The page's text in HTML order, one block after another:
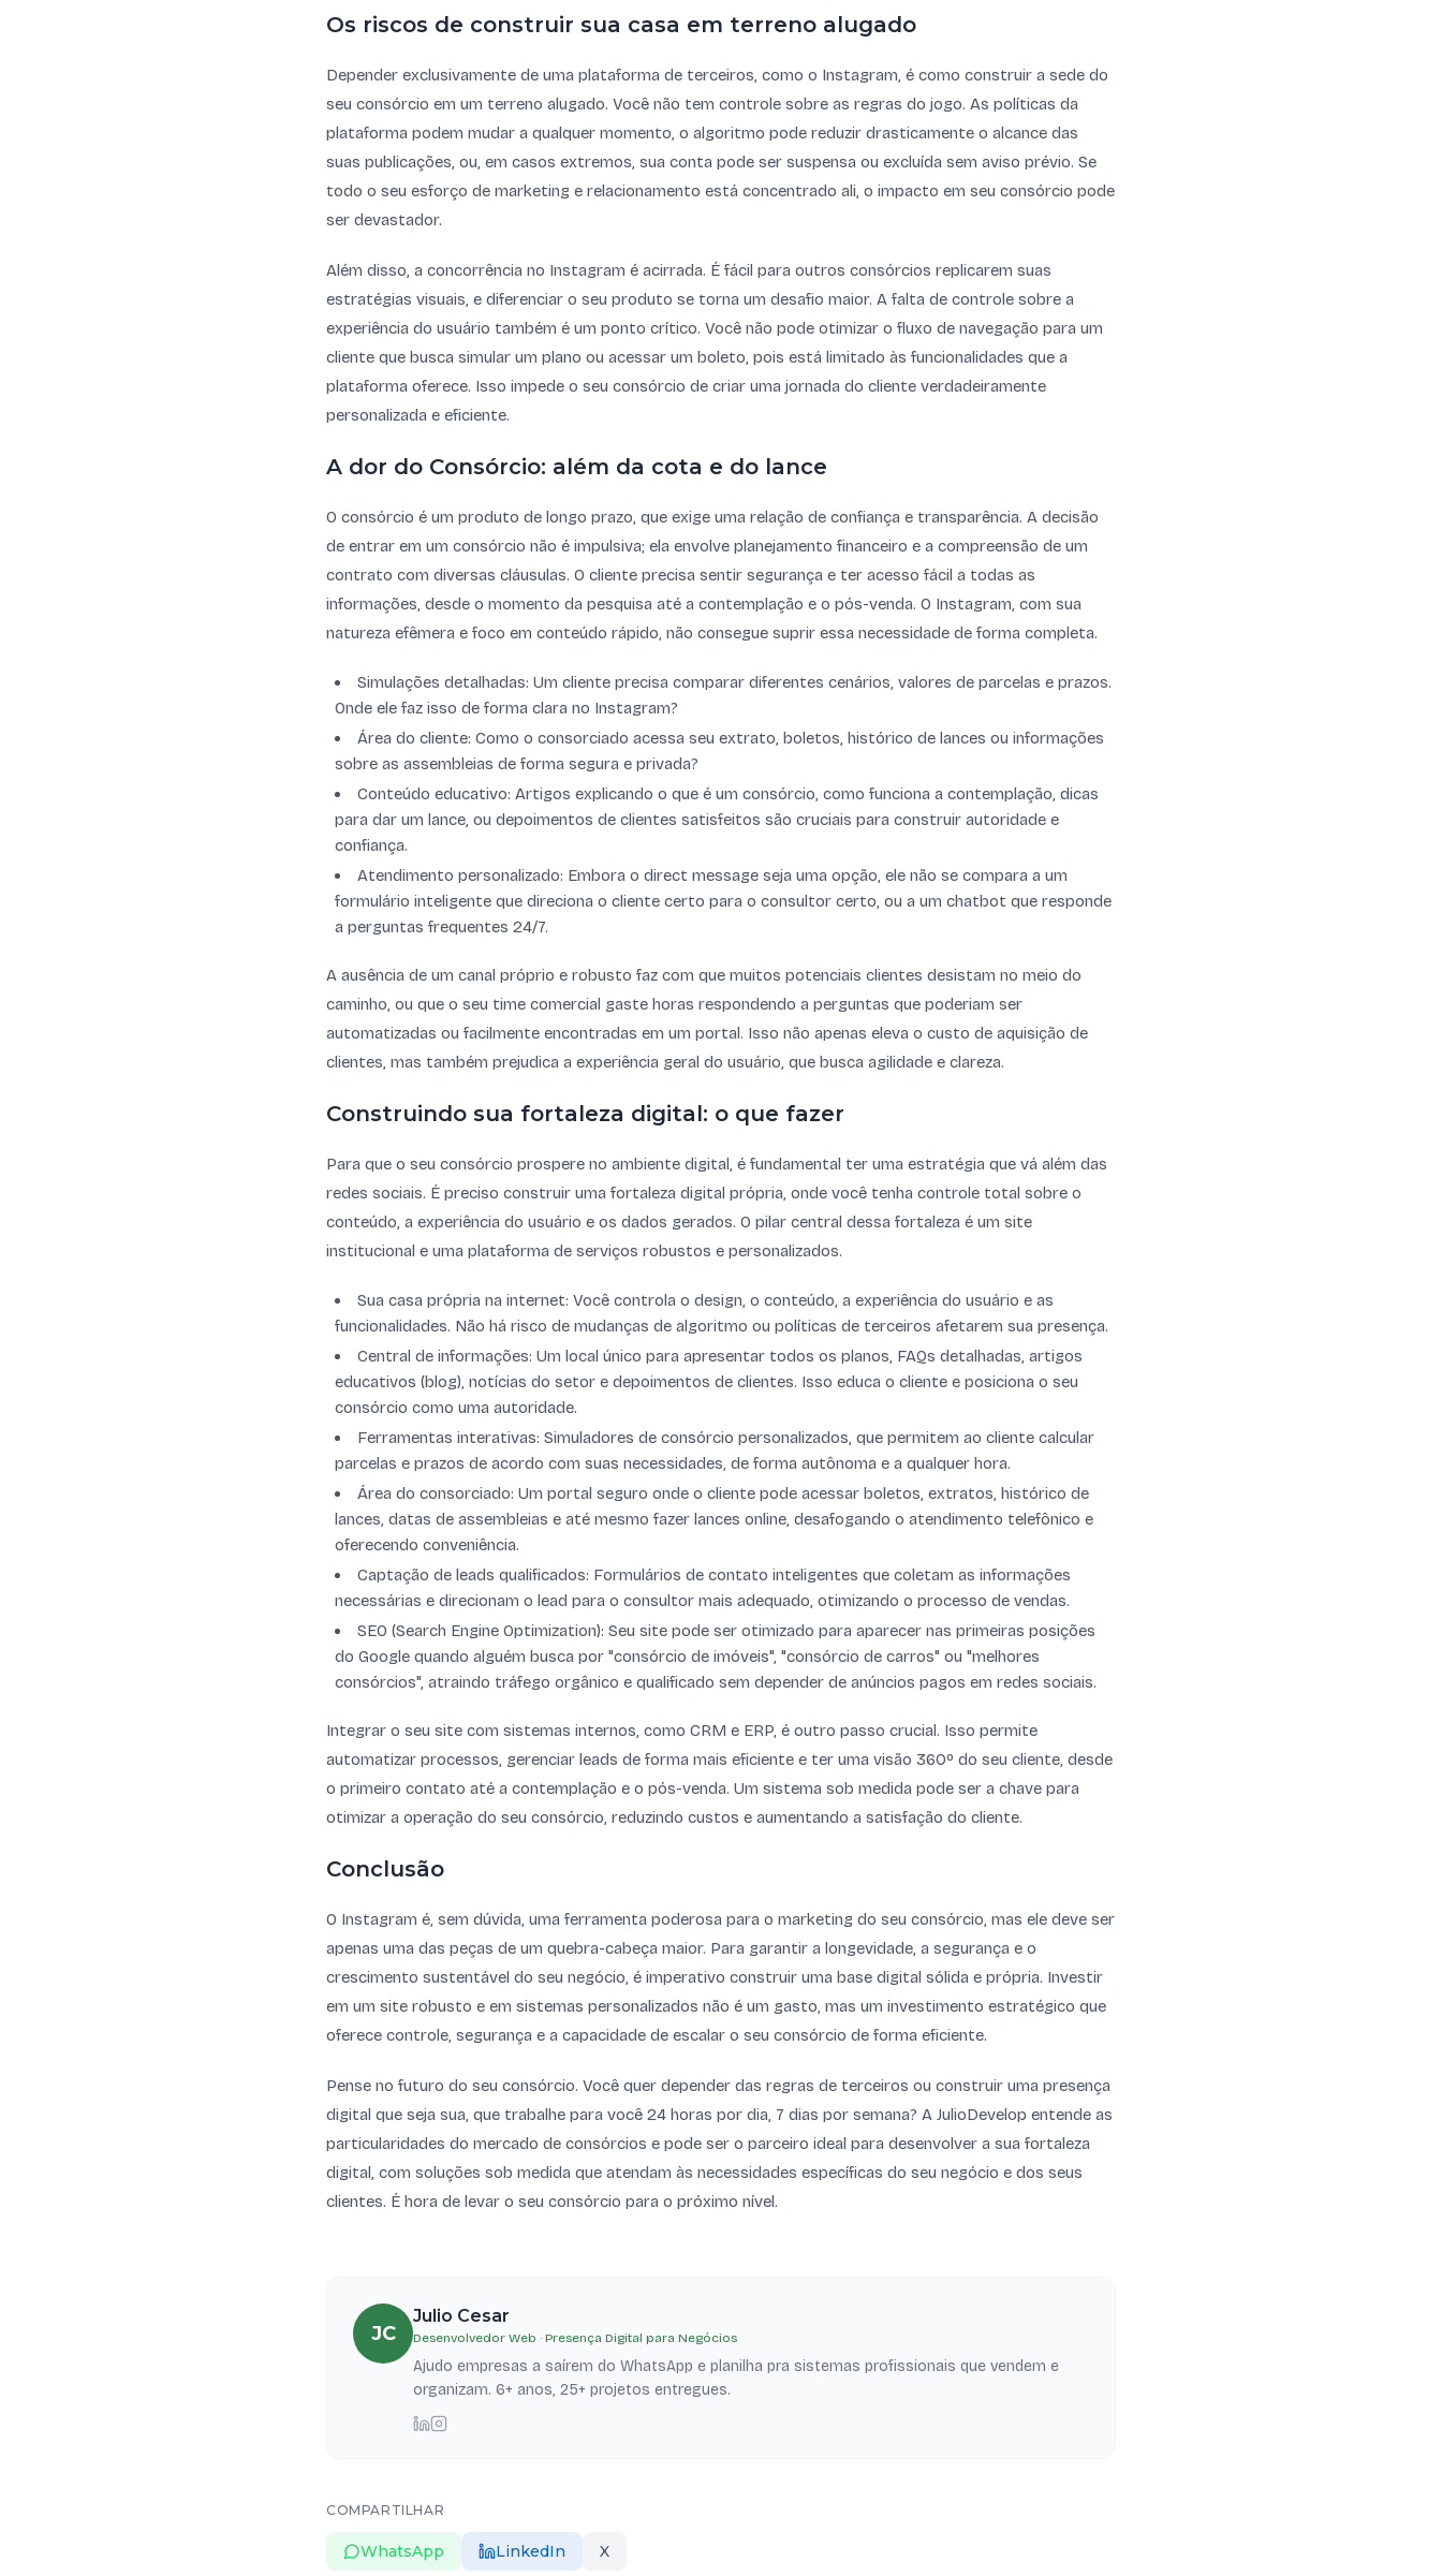
Os riscos de construir sua casa em terreno alugado
Depender exclusivamente de uma plataforma de terceiros, como o Instagram, é como construir a sede do
seu consórcio em um terreno alugado. Você não tem controle sobre as regras do jogo. As políticas da
plataforma podem mudar a qualquer momento, o algoritmo pode reduzir drasticamente o alcance das
suas publicações, ou, em casos extremos, sua conta pode ser suspensa ou excluída sem aviso prévio. Se
todo o seu esforço de marketing e relacionamento está concentrado ali, o impacto em seu consórcio pode
ser devastador.
Além disso, a concorrência no Instagram é acirrada. É fácil para outros consórcios replicarem suas
estratégias visuais, e diferenciar o seu produto se torna um desafio maior. A falta de controle sobre a
experiência do usuário também é um ponto crítico. Você não pode otimizar o fluxo de navegação para um
cliente que busca simular um plano ou acessar um boleto, pois está limitado às funcionalidades que a
plataforma oferece. Isso impede o seu consórcio de criar uma jornada do cliente verdadeiramente
personalizada e eficiente.
A dor do Consórcio: além da cota e do lance
O consórcio é um produto de longo prazo, que exige uma relação de confiança e transparência. A decisão
de entrar em um consórcio não é impulsiva; ela envolve planejamento financeiro e a compreensão de um
contrato com diversas cláusulas. O cliente precisa sentir segurança e ter acesso fácil a todas as
informações, desde o momento da pesquisa até a contemplação e o pós-venda. O Instagram, com sua
natureza efêmera e foco em conteúdo rápido, não consegue suprir essa necessidade de forma completa.
Simulações detalhadas: Um cliente precisa comparar diferentes cenários, valores de parcelas e prazos.
Onde ele faz isso de forma clara no Instagram?
Área do cliente: Como o consorciado acessa seu extrato, boletos, histórico de lances ou informações
sobre as assembleias de forma segura e privada?
Conteúdo educativo: Artigos explicando o que é um consórcio, como funciona a contemplação, dicas
para dar um lance, ou depoimentos de clientes satisfeitos são cruciais para construir autoridade e
confiança.
Atendimento personalizado: Embora o direct message seja uma opção, ele não se compara a um
formulário inteligente que direciona o cliente certo para o consultor certo, ou a um chatbot que responde
a perguntas frequentes 24/7.
A ausência de um canal próprio e robusto faz com que muitos potenciais clientes desistam no meio do
caminho, ou que o seu time comercial gaste horas respondendo a perguntas que poderiam ser
automatizadas ou facilmente encontradas em um portal. Isso não apenas eleva o custo de aquisição de
clientes, mas também prejudica a experiência geral do usuário, que busca agilidade e clareza.
Construindo sua fortaleza digital: o que fazer
Para que o seu consórcio prospere no ambiente digital, é fundamental ter uma estratégia que vá além das
redes sociais. É preciso construir uma fortaleza digital própria, onde você tenha controle total sobre o
conteúdo, a experiência do usuário e os dados gerados. O pilar central dessa fortaleza é um site
institucional e uma plataforma de serviços robustos e personalizados.
Sua casa própria na internet: Você controla o design, o conteúdo, a experiência do usuário e as
funcionalidades. Não há risco de mudanças de algoritmo ou políticas de terceiros afetarem sua presença.
Central de informações: Um local único para apresentar todos os planos, FAQs detalhadas, artigos
educativos (blog), notícias do setor e depoimentos de clientes. Isso educa o cliente e posiciona o seu
consórcio como uma autoridade.
Ferramentas interativas: Simuladores de consórcio personalizados, que permitem ao cliente calcular
parcelas e prazos de acordo com suas necessidades, de forma autônoma e a qualquer hora.
Área do consorciado: Um portal seguro onde o cliente pode acessar boletos, extratos, histórico de
lances, datas de assembleias e até mesmo fazer lances online, desafogando o atendimento telefônico e
oferecendo conveniência.
Captação de leads qualificados: Formulários de contato inteligentes que coletam as informações
necessárias e direcionam o lead para o consultor mais adequado, otimizando o processo de vendas.
SEO (Search Engine Optimization): Seu site pode ser otimizado para aparecer nas primeiras posições
do Google quando alguém busca por "consórcio de imóveis", "consórcio de carros" ou "melhores
consórcios", atraindo tráfego orgânico e qualificado sem depender de anúncios pagos em redes sociais.
Integrar o seu site com sistemas internos, como CRM e ERP, é outro passo crucial. Isso permite
automatizar processos, gerenciar leads de forma mais eficiente e ter uma visão 360º do seu cliente, desde
o primeiro contato até a contemplação e o pós-venda. Um sistema sob medida pode ser a chave para
otimizar a operação do seu consórcio, reduzindo custos e aumentando a satisfação do cliente.
Conclusão
O Instagram é, sem dúvida, uma ferramenta poderosa para o marketing do seu consórcio, mas ele deve ser
apenas uma das peças de um quebra-cabeça maior. Para garantir a longevidade, a segurança e o
crescimento sustentável do seu negócio, é imperativo construir uma base digital sólida e própria. Investir
em um site robusto e em sistemas personalizados não é um gasto, mas um investimento estratégico que
oferece controle, segurança e a capacidade de escalar o seu consórcio de forma eficiente.
Pense no futuro do seu consórcio. Você quer depender das regras de terceiros ou construir uma presença
digital que seja sua, que trabalhe para você 24 horas por dia, 7 dias por semana? A JulioDevelop entende as
particularidades do mercado de consórcios e pode ser o parceiro ideal para desenvolver a sua fortaleza
digital, com soluções sob medida que atendam às necessidades específicas do seu negócio e dos seus
clientes. É hora de levar o seu consórcio para o próximo nível.
JC
Julio Cesar
Desenvolvedor Web · Presença Digital para Negócios
Ajudo empresas a saírem do WhatsApp e planilha pra sistemas profissionais que vendem e
organizam. 6+ anos, 25+ projetos entregues.
COMPARTILHAR
WhatsApp LinkedIn X